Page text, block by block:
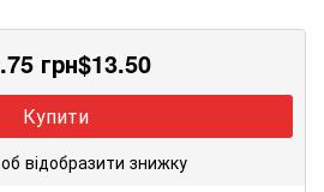
грн$13.50
Купити
відобразити знижку